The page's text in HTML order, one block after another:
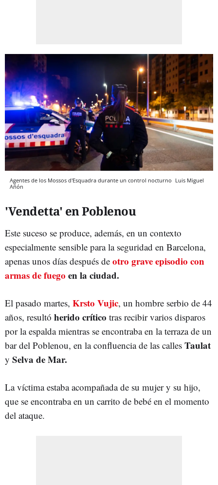
Agentes de los Mossos d'Esquadra durante un control nocturno Luis Miguel
Añón
'Vendetta' en Poblenou
Este suceso se produce, además, en un contexto
especialmente sensible para la seguridad en Barcelona,
apenas unos días después de otro grave episodio con
armas de fuego en la ciudad.
El pasado martes, Krsto Vujic, un hombre serbio de 44
años, resultó herido crítico tras recibir varios disparos
por la espalda mientras se encontraba en la terraza de un
bar del Poblenou, en la confluencia de las calles Taulat
y Selva de Mar.
La víctima estaba acompañada de su mujer y su hijo,
que se encontraba en un carrito de bebé en el momento
del ataque.